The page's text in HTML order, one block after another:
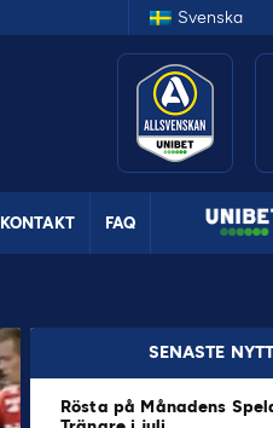
Svenska
KONTAKT FAQ
SENASTE
Rösta på Månadens